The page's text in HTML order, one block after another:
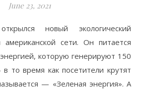
June 23, 2021
новый экологический
американской сети. Он питается
которую генерируют 150
то время как посетители крутят
— «Зеленая энергия». А